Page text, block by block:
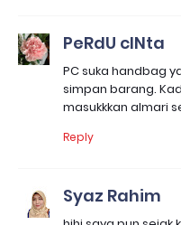
PeRdU cINta
PC suka handbag
simpan barang.
masukkkan almari
Reply
Syaz Rahim